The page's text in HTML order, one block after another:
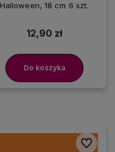
Halloween, 18 cm 6 szt.
12,90 zł
Do koszyka
Do